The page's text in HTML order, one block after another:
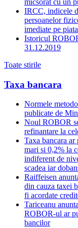
micsorat cu un
IRCC, indicele
persoanelor
imediate pe
Istoricul
31.12.2019
Toate stirile
Taxa bancara
Normele
publicate de
Noul ROBOR
refinantare la
Taxa bancara
mari si 0,2% la
indiferent de
scadea iar
Raiffeisen
din cauza taxei
fi acordate
Tariceanu
ROBOR-ul ar
bancilor